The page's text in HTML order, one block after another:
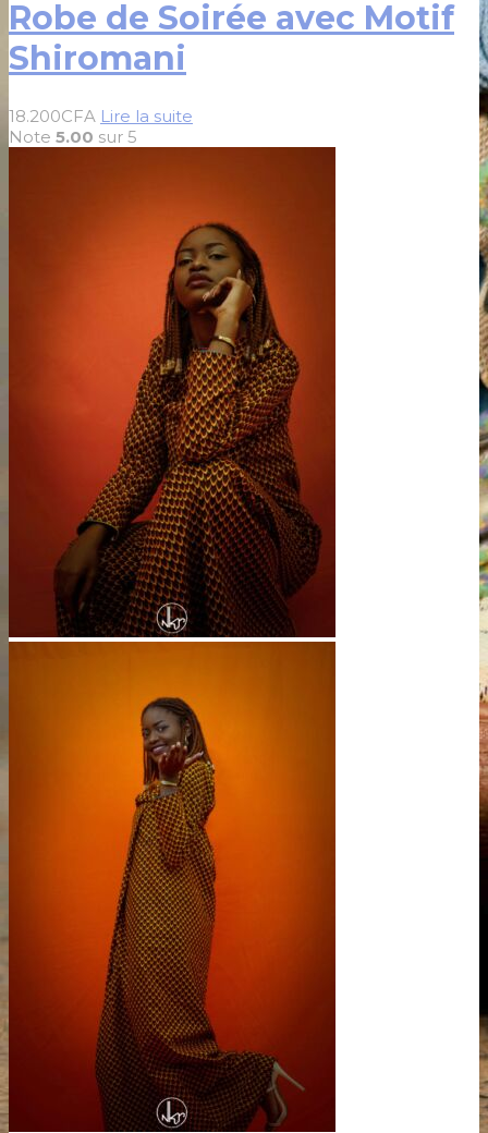
Robe de Soirée avec Motif
Shiromani
18.200CFA Lire la suite
Note 5.00 sur 5